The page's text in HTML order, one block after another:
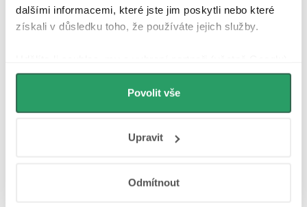
dalšími informacemi, které jste jim poskytli nebo které
získali v důsledku toho, že používáte jejich služby.
můžeme používat cookies pro analytiku a
personalizovanou reklamu. Jak Google zpracovává
osobní údaje najdete na stránkách
Povolit vše
Upravit
Odmítnout
Popis produktu
Doporučení pro montáž